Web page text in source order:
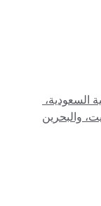
السعودية،
والبحرين